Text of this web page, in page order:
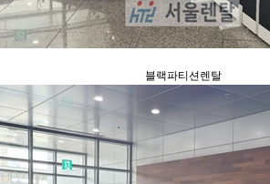
블랙파티션렌탈